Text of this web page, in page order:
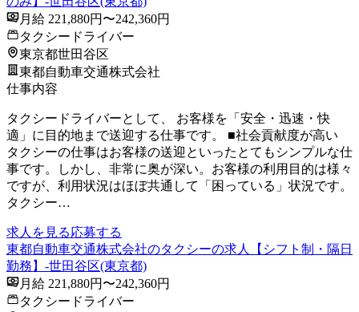
月給 221,880円〜242,360円
タクシードライバー
東京都世田谷区
東都自動車交通株式会社
仕事内容
タクシードライバーとして、 お客様を「安全・迅速・快
適」に目的地まで送迎する仕事です。 ■社会貢献度が高い
タクシーの仕事はお客様の送迎といったとてもシンプルな仕
事です。しかし、非常に奥が深い。お客様の利用目的は様々
ですが、利用状況はほぼ共通して「困っている」状況です。
タクシー…
求人を見る応募する
東都自動車交通株式会社のタクシーの求人【シフト制・隔日
勤務】-世田谷区(東京都)
月給 221,880円〜242,360円
タクシードライバー